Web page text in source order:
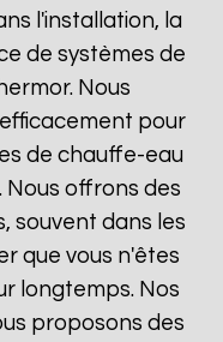
l'installation, la
de systèmes de
Nous
pour
de chauffe-eau
. Nous offrons des
souvent dans les
que vous n'êtes
longtemps. Nos
proposons des